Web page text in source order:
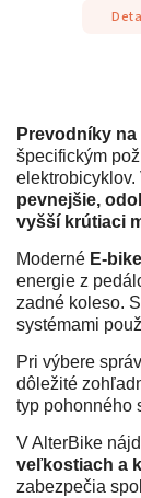
Prevodníky
špecifickým
pevnejšie,
vyšší krútiaci
Moderné E-
energie z
zadné koleso.
systémami
Pri výbere
dôležité
typ pohonného
V AlterBike
veľkostiach a
zabezpečia